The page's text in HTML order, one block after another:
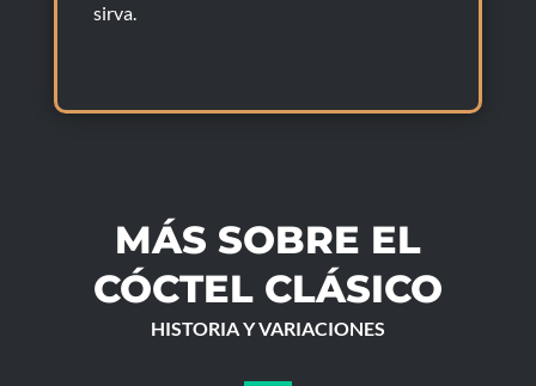
sirva.
MÁS SOBRE EL
CÓCTEL CLÁSICO
HISTORIA Y VARIACIONES